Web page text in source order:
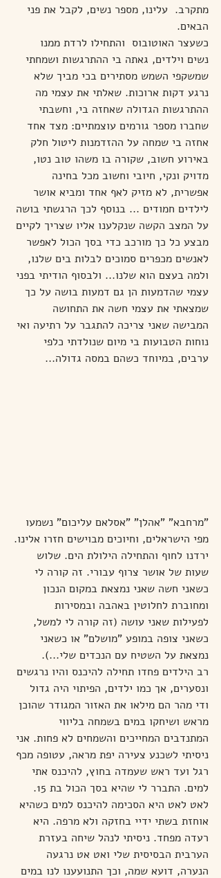
מתקרב.  עלינו, מספר נשים, לקבל את פני
הבאים.
כשעצר האוטובוס  והתחילו לרדת ממנו
נשים וילדים, גאתה בי ההתרגשות ושמחתי
שמשקפי השמש מסתירים בכי מביך שלא
נרגע דקות ארוכות. שאלתי את עצמי מה
ההתרגשות הגדולה שאחזה בי, וחשבתי
שחברו מספר גורמים עוצמתיים: מצד אחד
אחזה בי שמחה על ההזדמנות ליטול חלק
באירוע חשוב, שקורה בו משהו טוב נטו,
מדויק ונקי, חיובי וחשוב מכל בחינה
אפשרית, לא מזיק לאף אחד ומביא אושר
לילדים חמודים ... בנוסף לכך הרגשתי בושה
על המצב הקשה שנקלענו אליו שצריך לקיים
מבצע כל כך מורכב כדי בסך הכול לאפשר
לאנשים מכפרים סמוכים לבלות בים שלנו,
ולמה בעצם הוא שלנו... ולבסוף הודיתי בפני
עצמי שהדמעות הן גם דמעות בושה על כך
שמצאתי את עצמי חשה את התחושה
המבישה שאני צריכה להתגבר על רתיעה ואי
נוחות הטבועות בי מיום שנולדתי כלפי
ערבים, במיוחד כשהם במסה גדולה...
"מרחבא" "אהלן" "אסלאם עליכום" נשמעו
מפי הישראלים, וחיוכים מבוישים חזרו אלינו.
ירדנו לחוף והתחילה הילולת הים. שלוש
שעות של אושר צרוף עבורי. זה קורה לי
כשאני חשה שאני נמצאת במקום הנכון
ומחוברת לחלוטין באהבה ובמסירות
לפעילות שאני עושה (זה קורה לי למשל,
כשאני צופה במופע "מושלם" או כשאני
נמצאת על השטיח עם הנכדים שלי...).
רב הילדים פחדו תחילה להיכנס והיו נרגשים
ונסערים, אך כמו ילדים, הפיתוי היה גדול
ודי מהר הם מילאו את האזור המגודר שהוכן
מראש ושיחקו במים בשמחה בליווי
המתנדבים המחייכים והשמחים לא פחות. אני
ניסיתי לשכנע צעירה יפת מראה, עטופה מכף
רגל ועד ראש שעמדה בחוץ, להיכנס אתי
למים. התברר לי שהיא בסך הכול בת 15.
לאט לאט היא הסכימה להיכנס למים כשהיא
אוחזת בשתי ידיי בחזקה ולא מרפה. היא
רעדה מפחד. ניסיתי לנהל שיחה בעזרת
הערבית הבסיסית שלי ואט אט נרגעה
הנערה, דועא שמה, וכך התנועענו לנו במים